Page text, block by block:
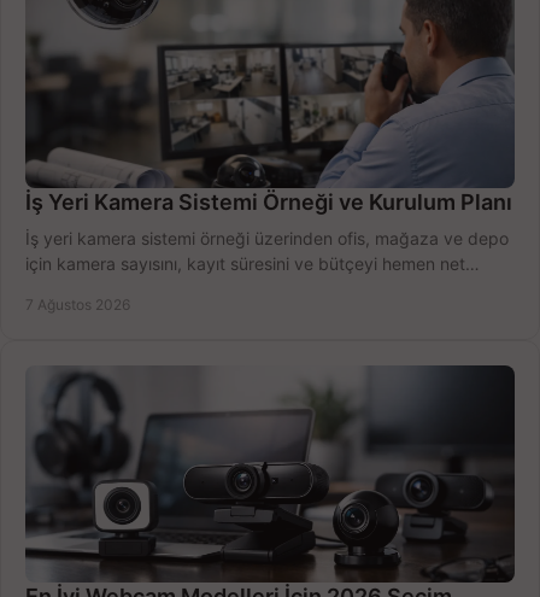
İş Yeri Kamera Sistemi Örneği ve Kurulum Planı
İş yeri kamera sistemi örneği üzerinden ofis, mağaza ve depo
için kamera sayısını, kayıt süresini ve bütçeyi hemen net
7 Ağustos 2026